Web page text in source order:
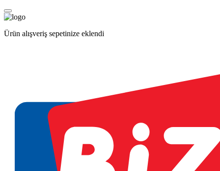
Ürün alışveriş sepetinize eklendi